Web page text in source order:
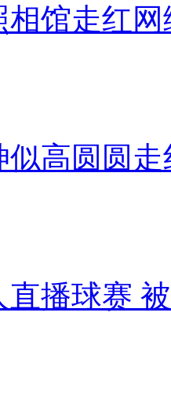
相馆走红网
似高圆圆走
直播球赛